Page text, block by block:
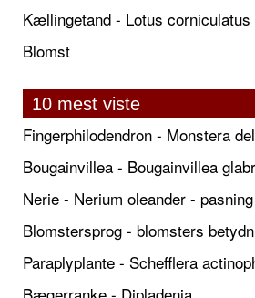
Kællingetand - Lotus corniculatus
Blomst
10 mest viste
Fingerphilodendron - Monstera
Bougainvillea - Bougainvillea
Nerie - Nerium oleander - pasning
Blomstersprog - blomsters
Paraplyplante - Schefflera